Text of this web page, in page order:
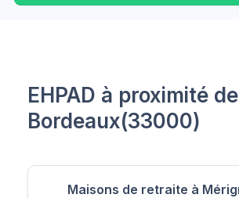
EHPAD à proximité de
Bordeaux(33000)
Maisons de retraite à